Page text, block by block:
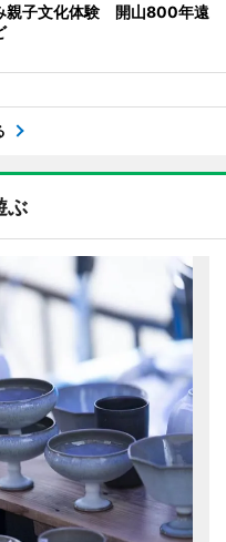
親子文化体験 開山800年遠
ぶ